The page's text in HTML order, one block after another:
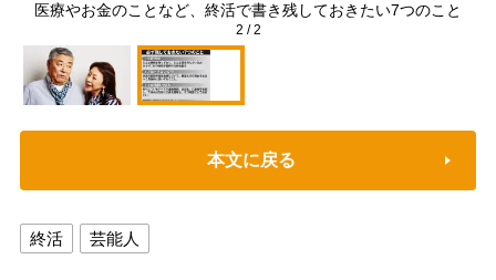
医療やお金のことなど、終活で書き残しておきたい7つのこと
2 /2
本文に戻る
終活 芸能人